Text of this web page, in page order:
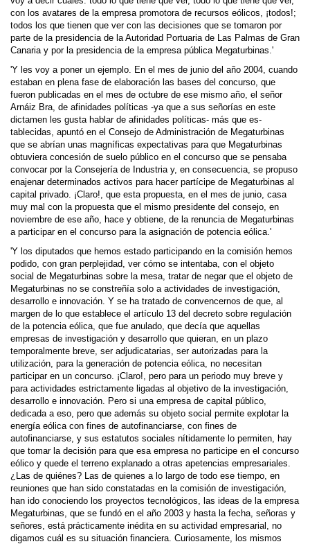
con los avatares de la empresa promotora de recursos eólicos, ¡todos!;
todos los que tienen que ver con las decisiones que se tomaron por
parte de la presidencia de la Autoridad Portuaria de Las Palmas de Gran
Canaria y por la presidencia de la empresa pública Megaturbinas.'
'Y les voy a poner un ejemplo. En el mes de junio del año 2004, cuando
estaban en plena fase de elaboración las bases del concurso, que
fueron publicadas en el mes de octubre de ese mismo año, el señor
Arnáiz Bra, de afinidades políticas -ya que a sus señorías en este
dictamen les gusta hablar de afinidades políticas- más que es­
tablecidas, apuntó en el Consejo de Admi­nistración de Megaturbinas
que se abrían unas magníficas expectativas para que Megaturbinas
obtuviera concesión de suelo público en el concurso que se pensaba
convocar por la Consejería de Industria y, en consecuencia, se propuso
enajenar determinados activos para hacer partícipe de Megaturbinas al
capital privado. ¡Claro!, que esta propuesta, en el mes de junio, casa
muy mal con la propuesta que el mismo presidente del consejo, en
noviembre de ese año, hace y obtiene, de la renuncia de Megaturbinas
a participar en el concurso para la asignación de potencia eólica.'
'Y los diputados que hemos estado participando en la comisión hemos
podido, con gran per­plejidad, ver cómo se intentaba, con el objeto
social de Megaturbinas sobre la mesa, tratar de negar que el objeto de
Megaturbinas no se constreñía solo a actividades de investigación,
desarrollo e innovación. Y se ha tratado de convencernos de que, al
margen de lo que establece el artículo 13 del decreto sobre regulación
de la potencia eólica, que fue anulado, que decía que aquellas
empresas de investigación y desarrollo que quieran, en un plazo
temporalmente breve, ser adjudicatarias, ser autorizadas para la
utilización, para la generación de potencia eólica, no necesitan
participar en un concurso. ¡Claro!, pero para un periodo muy breve y
para actividades estric­tamente ligadas al objetivo de la investigación,
desarrollo e innovación. Pero si una empresa de capital público,
dedicada a eso, pero que además su objeto social permite explotar la
energía eólica con fines de autofinanciarse, con fines de
autofinanciarse, y sus estatutos sociales níti­damente lo permiten, hay
que tomar la decisión para que esa empresa no participe en el concurso
eólico y quede el terreno explanado a otras apetencias empresariales.
¿Las de quiénes? Las de quienes a lo largo de todo ese tiempo, en
reuniones que han sido constatadas en la comisión de investigación,
han ido conociendo los proyectos tecnológicos, las ideas de la empresa
Megatur­binas, que se fundó en el año 2003 y hasta la fecha, señoras y
señores, está prácticamente inédita en su actividad empresarial, no
digamos cuál es su situación financiera. Curiosamente, los mismos